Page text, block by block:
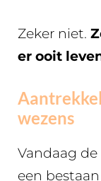
Zeker niet.
er ooit
wezens
Vandaag
een